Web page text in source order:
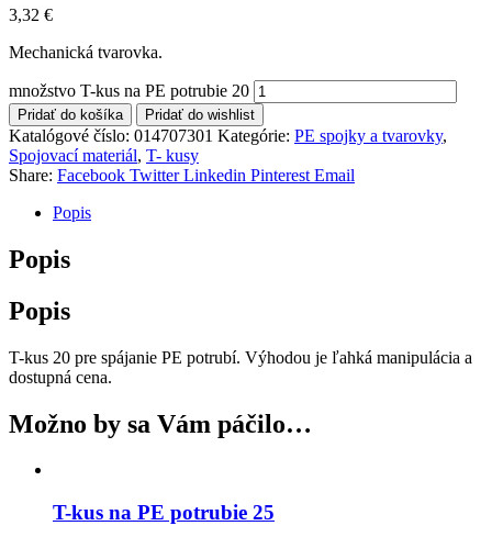
3,32 €
Mechanická tvarovka.
množstvo T-kus na PE potrubie 20
Pridať do košíka Pridať do wishlist
Katalógové číslo: 014707301 Kategórie: PE spojky a tvarovky,
Spojovací materiál, T- kusy
Share: Facebook Twitter Linkedin Pinterest Email
Popis
Popis
Popis
T-kus 20 pre spájanie PE potrubí. Výhodou je ľahká manipulácia a
dostupná cena.
Možno by sa Vám páčilo…
T-kus na PE potrubie 25